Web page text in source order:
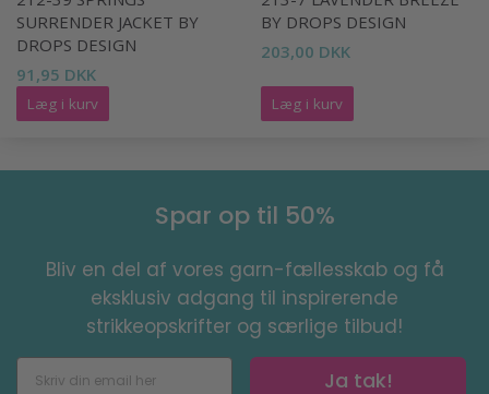
SURRENDER JACKET BY
DROPS DESIGN
91,95 DKK
Læg i kurv
BY DROPS DESIGN
203,00 DKK
Læg i kurv
Spar op til 50%
Bliv en del af vores garn-fællesskab og få
eksklusiv adgang til inspirerende
strikkeopskrifter og særlige tilbud!
Ja tak!